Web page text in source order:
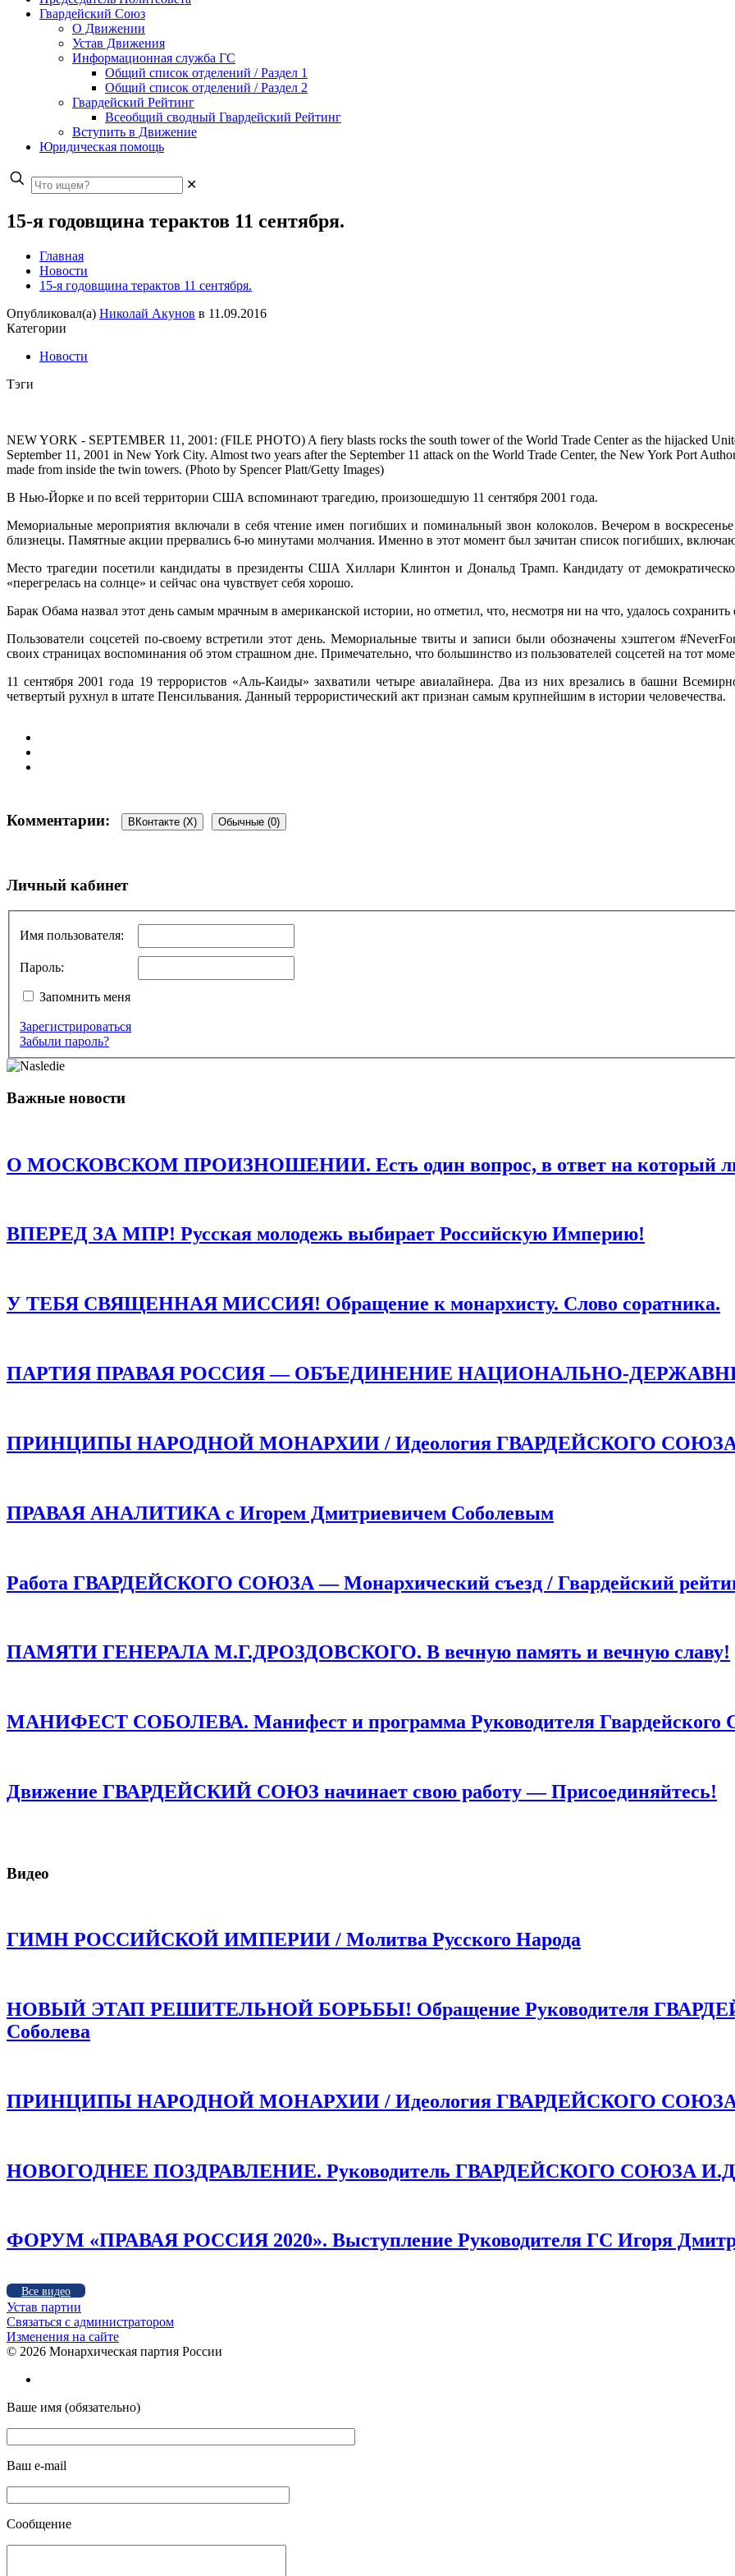
Гвардейский Союз
О Движении
Устав Движения
Информационная служба ГС
Общий список отделений / Раздел 1
Общий список отделений / Раздел 2
Гвардейский Рейтинг
Всеобщий сводный Гвардейский Рейтинг
Вступить в Движение
Юридическая помощь
✕
15-я годовщина терактов 11 сентября.
Главная
Новости
15-я годовщина терактов 11 сентября.
Опубликовал(а) Николай Акунов в 11.09.2016
Категории
Новости
Тэги
NEW YORK - SEPTEMBER 11, 2001: (FILE PHOTO) A fiery blasts rocks the south tower of the World Trade Center as the hijacked
September 11, 2001 in New York City. Almost two years after the September 11 attack on the World Trade Center, the New York Port
made from inside the twin towers. (Photo by Spencer Platt/Getty Images)
В Нью-Йорке и по всей территории США вспоминают трагедию, произошедшую 11 сентября 2001 года.
Мемориальные мероприятия включали в себя чтение имен погибших и поминальный звон колоколов. Вечером в
близнецы. Памятные акции прервались 6-ю минутами молчания. Именно в этот момент был зачитан список погибших,
Место трагедии посетили кандидаты в президенты США Хиллари Клинтон и Дональд Трамп. Кандидату от
«перегрелась на солнце» и сейчас она чувствует себя хорошо.
Барак Обама назвал этот день самым мрачным в американской истории, но отметил, что, несмотря ни на что, удалось
Пользователи соцсетей по-своему встретили этот день. Мемориальные твиты и записи были обозначены хэштегом
своих страницах воспоминания об этом страшном дне. Примечательно, что большинство из пользователей соцсетей на тот
11 сентября 2001 года 19 террористов «Аль-Каиды» захватили четыре авиалайнера. Два из них врезались в башни
четвертый рухнул в штате Пенсильвания. Данный террористический акт признан самым крупнейшим в истории человечества.
Комментарии: ВКонтакте (X) Обычные (0)
Добавить комментарий
Комментарий*
Имя*
Email*
Сохранить моё имя, email и адрес сайта в этом браузере для последующих моих комментариев.
Личный кабинет
Имя пользователя:
Пароль:
Запомнить меня
Зарегистрироваться
Забыли пароль?
Важные новости
О МОСКОВСКОМ ПРОИЗНОШЕНИИ. Есть один вопрос, в ответ на который
ВПЕРЕД ЗА МПР! Русская молодежь выбирает Российскую Империю!
У ТЕБЯ СВЯЩЕННАЯ МИССИЯ! Обращение к монархисту. Слово соратника.
ПАРТИЯ ПРАВАЯ РОССИЯ — ОБЪЕДИНЕНИЕ НАЦИОНАЛЬНО-
ПРИНЦИПЫ НАРОДНОЙ МОНАРХИИ / Идеология ГВАРДЕЙСКОГО
ПРАВАЯ АНАЛИТИКА с Игорем Дмитриевичем Соболевым
Работа ГВАРДЕЙСКОГО СОЮЗА — Монархический съезд / Гвардейский
ПАМЯТИ ГЕНЕРАЛА М.Г.ДРОЗДОВСКОГО. В вечную память и вечную славу!
МАНИФЕСТ СОБОЛЕВА. Манифест и программа Руководителя Гвардейского
Движение ГВАРДЕЙСКИЙ СОЮЗ начинает свою работу — Присоединяйтесь!
Видео
ГИМН РОССИЙСКОЙ ИМПЕРИИ / Молитва Русского Народа
НОВЫЙ ЭТАП РЕШИТЕЛЬНОЙ БОРЬБЫ! Обращение Руководителя
Соболева
ПРИНЦИПЫ НАРОДНОЙ МОНАРХИИ / Идеология ГВАРДЕЙСКОГО
НОВОГОДНЕЕ ПОЗДРАВЛЕНИЕ. Руководитель ГВАРДЕЙСКОГО СОЮЗА
ФОРУМ «ПРАВАЯ РОССИЯ 2020». Выступление Руководителя ГС Игоря
Все видео
Устав партии
Связаться с администратором
Изменения на сайте
© 2026 Монархическая партия России
Ваше имя (обязательно)
Ваш e-mail
Сообщение